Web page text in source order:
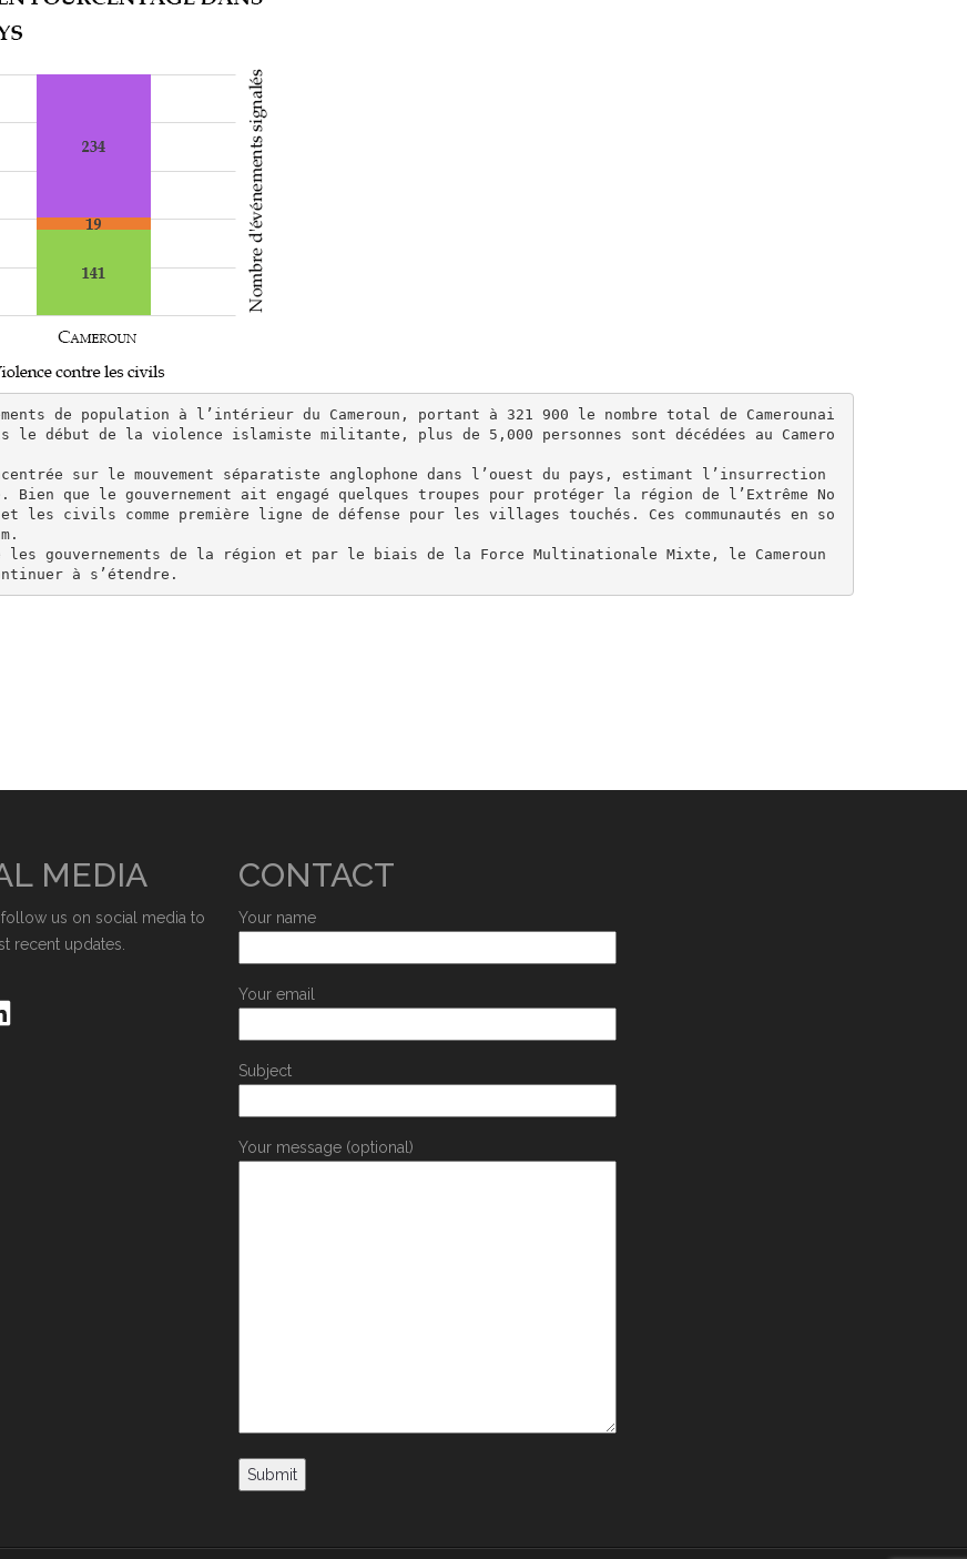
de population à l’intérieur du Cameroun, portant à 321 900 le nombre total de Camerounai
le début de la violence islamiste militante, plus de 5,000 personnes sont décédées au Camero
sur le mouvement séparatiste anglophone dans l’ouest du pays, estimant l’insurrection
Bien que le gouvernement ait engagé quelques troupes pour protéger la région de l’Extrême No
civils comme première ligne de défense pour les villages touchés. Ces communautés en so
gouvernements de la région et par le biais de la Force Multinationale Mixte, le Cameroun
à s’étendre.
MEDIA
us on social media to
recent updates.
CONTACT
Your name
Your email
Subject
Your message (optional)